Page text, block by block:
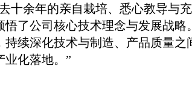
十余年的亲自栽培、悉心教导与
了公司核心技术理念与发展战略
续深化技术与制造、产品质量
业化落地。”